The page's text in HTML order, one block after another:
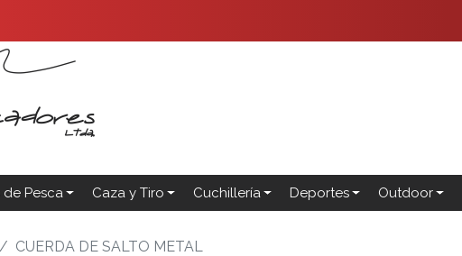
Pesca Caza y Tiro Cuchillería Deportes Outdoor
CUERDA DE SALTO METAL